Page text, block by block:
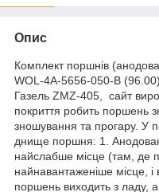
Опис
Комплект поршнів
WOL-4A-5656-050-B
Газель ZMZ-405, сайт
покриття робить поршень
зношування та прогару. У
днище поршня: 1.
найслабше місце (там, де
найнавантаженіше місце, і
поршень виходить з ладу,